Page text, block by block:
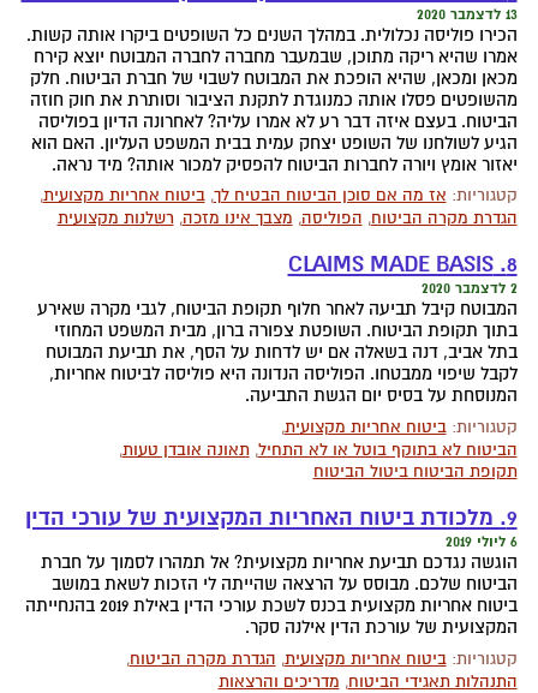
13 לדצמבר 2020
הכירו פוליסה נכלולית. במהלך השנים כל השופטים ביקרו אותה קשות.
אמרו שהיא ריקה מתוכן, שבמעבר מחברה לחברה המבוטח יוצא קירח
מכאן ומכאן, שהיא הופכת את המבוטח לשבוי של חברת הביטוח. חלק
מהשופטים פסלו אותה כמנוגדת לתקנת הציבור וסותרת את חוק חוזה
הביטוח. בעצם איזה דבר רע לא אמרו עליה? לאחרונה הדיון בפוליסה
הגיע לשולחנו של השופט יצחק עמית בבית המשפט העליון. האם הוא
יאזור אומץ ויורה לחברות הביטוח להפסיק למכור אותה? מיד נראה.
קטגוריות: אז מה אם סוכן הביטוח הבטיח לך,ביטוח אחריות מקצועית,
הגדרת מקרה הביטוח, הפוליסה, מצבך אינו מזכה,רשלנות מקצועית
8. CLAIMS MADE BASIS
2 לדצמבר 2020
המבוטח קיבל תביעה לאחר חלוף תקופת הביטוח, לגבי מקרה שאירע
בתוך תקופת הביטוח. השופטת צפורה ברון, מבית המשפט המחוזי
בתל אביב, דנה בשאלה אם יש לדחות על הסף, את תביעת המבוטח
לקבל שיפוי ממבטחו. הפוליסה הנדונה היא פוליסה לביטוח אחריות,
המנוסחת על בסיס יום הגשת התביעה.
קטגוריות:ביטוח אחריות מקצועית,
הביטוח לא בתוקף בוטל או לא התחיל,תאונה אובדן טעות,
תקופת הביטוח ביטול הביטוח
9. מלכודת ביטוח האחריות המקצועית של עורכי הדין
6 ליולי 2019
הוגשה נגדכם תביעת אחריות מקצועית? אל תמהרו לסמוך על חברת
הביטוח שלכם. מבוסס על הרצאה שהייתה לי הזכות לשאת במושב
ביטוח אחריות מקצועית בכנס לשכת עורכי הדין באילת 2019 בהנחייתה
המקצועית של עורכת הדין אילנה סקר.
קטגוריות:ביטוח אחריות מקצועית, הגדרת מקרה הביטוח,
התנהלות תאגידי הביטוח, מדריכים והרצאות